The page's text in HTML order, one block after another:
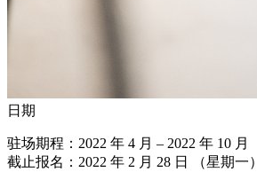
日期
驻场期程：2022 年 4 月 – 2022 年 10 月
截止报名：2022 年 2 月 28 日 （星期一）